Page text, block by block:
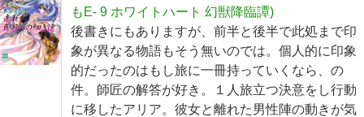
もE- 9 ホワイトハート 幻獣降臨譚)
後書きにもありますが、前半と後半で此処まで印
象が異なる物語もそう無いのでは。個人的に印象
的だったのはもし旅に一冊持っていくなら、の
件。師匠の解答が好き。１人旅立つ決意をし行動
に移したアリア。彼女と離れた男性陣の動きが気